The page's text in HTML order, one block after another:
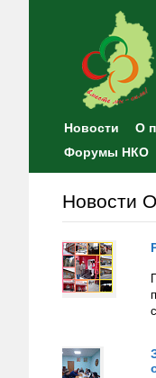
Новости О
Форумы НКО
Новости